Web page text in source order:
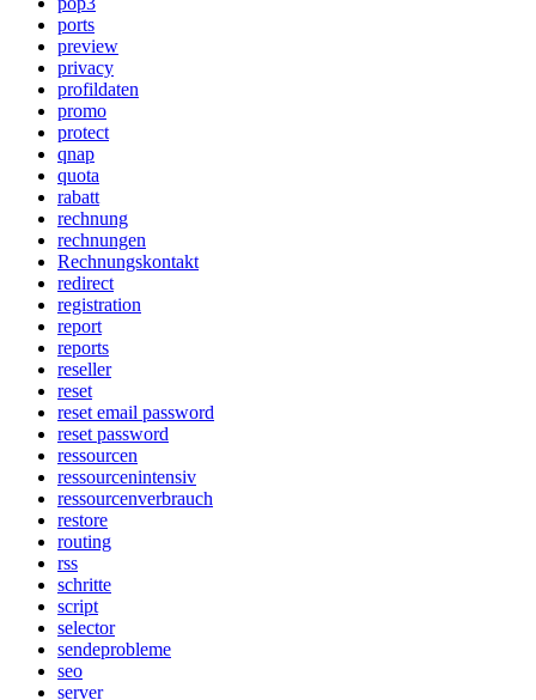
ports
preview
privacy
profildaten
promo
protect
qnap
quota
rabatt
rechnung
rechnungen
Rechnungskontakt
redirect
registration
report
reports
reseller
reset
reset email password
reset password
ressourcen
ressourcenintensiv
ressourcenverbrauch
restore
routing
rss
schritte
script
selector
sendeprobleme
seo
server